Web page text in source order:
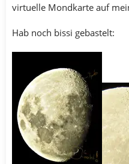
virtuelle Mondkarte auf
Hab noch bissi gebastelt: